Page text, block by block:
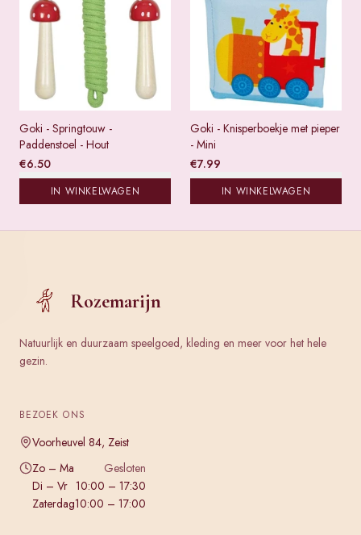
Goki - Springtouw -
Paddenstoel - Hout
€6.50
IN WINKELWAGEN
Goki - Knisperboekje met pieper
- Mini
€7.99
IN WINKELWAGEN
Rozemarijn
Natuurlijk en duurzaam speelgoed, kleding en meer voor het hele
gezin.
BEZOEK ONS
Voorheuvel 84, Zeist
Zo – Ma
Gesloten
Di – Vr 10:00 – 17:30
Zaterdag10:00 – 17:00